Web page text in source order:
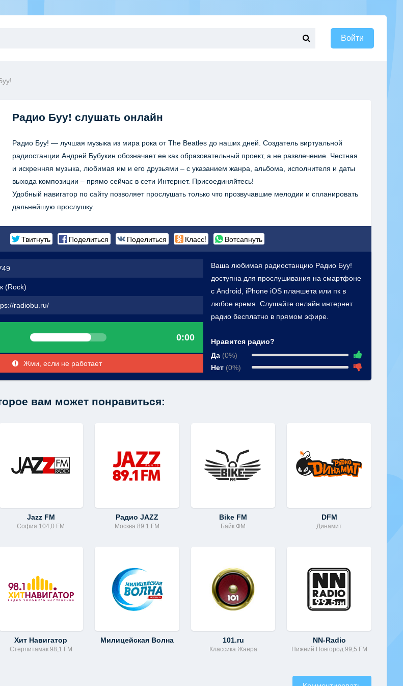
Войти
Радио Буу! слушать онлайн
Радио Буу! — лучшая музыка из мира рока от The Beatles до наших дней. Создатель виртуальной
радиостанции Андрей Бубукин обозначает ее как образовательный проект, а не развлечение. Честная
и искренняя музыка, любимая им и его друзьями – с указанием жанра, альбома, исполнителя и даты
выхода композиции – прямо сейчас в сети Интернет. Присоединяйтесь!
Удобный навигатор по сайту позволяет прослушать только что прозвучавшие мелодии и спланировать
дальнейшую прослушку.
Твитнуть Поделиться Поделиться Класс! Вотсапнуть
(Rock)
radiobu.ru/
0:00
Жми, если не работает
Ваша любимая радиостанцию Радио Буу!
доступна для прослушивания на смартфоне
с Android, iPhone iOS планшета или пк в
любое время. Слушайте онлайн интернет
радио бесплатно в прямом эфире.
Нравится радио?
Да (0%)
Нет (0%)
вам может понравиться:
Jazz FM
София 104,0 FM
Радио JAZZ
Москва 89.1 FM
Bike FM
Байк ФМ
DFM
Динамит
Хит Навигатор
Стерлитамак 98,1 FM
Милицейская Волна 101.ru
Классика Жанра
NN-Radio
Нижний Новгород 99,5 FM